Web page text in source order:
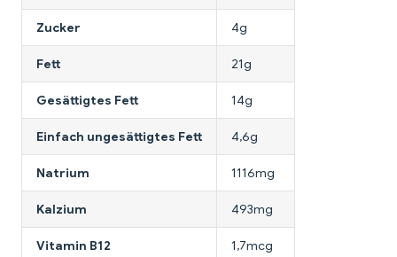
Zucker 4g
Fett 21g
Gesättigtes Fett 14g
Einfach ungesättigtes Fett 4,6g
Natrium 1116mg
Kalzium 493mg
Vitamin B12 1,7mcg